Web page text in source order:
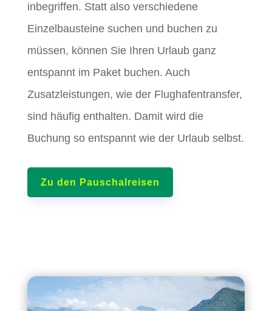
inbegriffen. Statt also verschiedene
Einzelbausteine suchen und buchen zu
müssen, können Sie Ihren Urlaub ganz
entspannt im Paket buchen. Auch
Zusatzleistungen, wie der Flughafentransfer,
sind häufig enthalten. Damit wird die
Buchung so entspannt wie der Urlaub selbst.
Zu den Pauschalreisen